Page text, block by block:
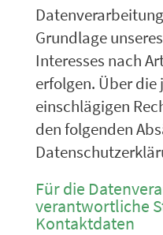
Grundlage
Interesses nach
erfolgen. Über
einschlägigen
den folgenden
Für die
verantwortliche
Kontaktdaten